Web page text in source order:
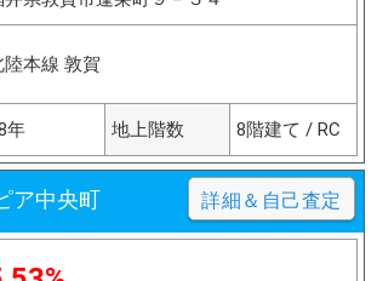
陸本線 敦賀
年 地上階数 8階建て / RC
ア中央町 詳細＆自己査定